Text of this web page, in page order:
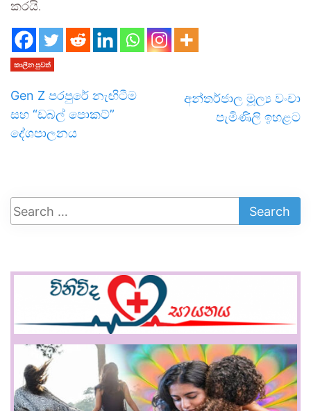
කරයි.
කාලීන පුවත්
Gen Z පරපුරේ නැඟිටීම
සහ “ඩබල් පොකට්”
දේශපාලනය
අන්තර්ජාල මූල්‍ය වංචා
පැමිණිලි ඉහළට